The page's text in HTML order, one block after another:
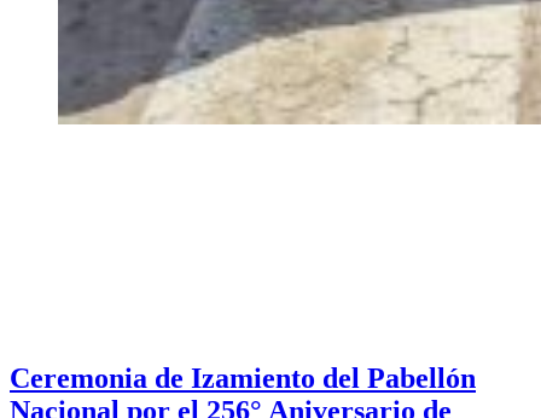
Ceremonia de Izamiento del Pabellón
Nacional por el 256° Aniversario de